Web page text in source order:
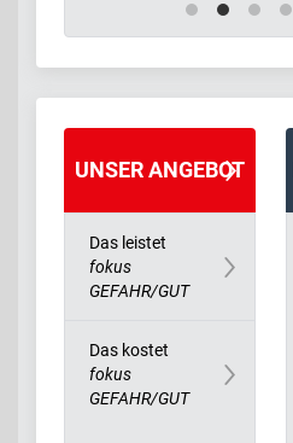
UNSER ANGEBOT
Das leistet
fokus
GEFAHR/GUT
Das kostet
fokus
GEFAHR/GUT